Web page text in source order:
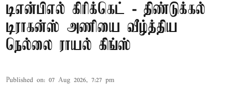
டிஎன்பிஎல் கிரிக்கெட் - திண்டுக்கல்
டிராகன்ஸ் அணியை வீழ்த்திய
நெல்லை ராயல் கிங்ஸ்
Published on: 07 Aug 2026, 7:27 pm